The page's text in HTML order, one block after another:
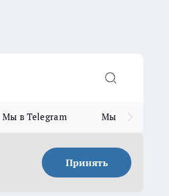
Мы в Telegram Мы в MAX
Принять